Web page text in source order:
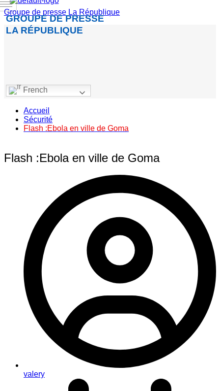
Groupe de presse La République
GROUPE DE PRESSE
LA RÉPUBLIQUE
French
Accueil
Sécurité
Flash :Ebola en ville de Goma
Flash :Ebola en ville de Goma
valery